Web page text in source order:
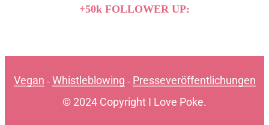
+50k FOLLOWER UP:
Vegan - Whistleblowing - Presseveröffentlichungen
© 2024 Copyright I Love Poke.